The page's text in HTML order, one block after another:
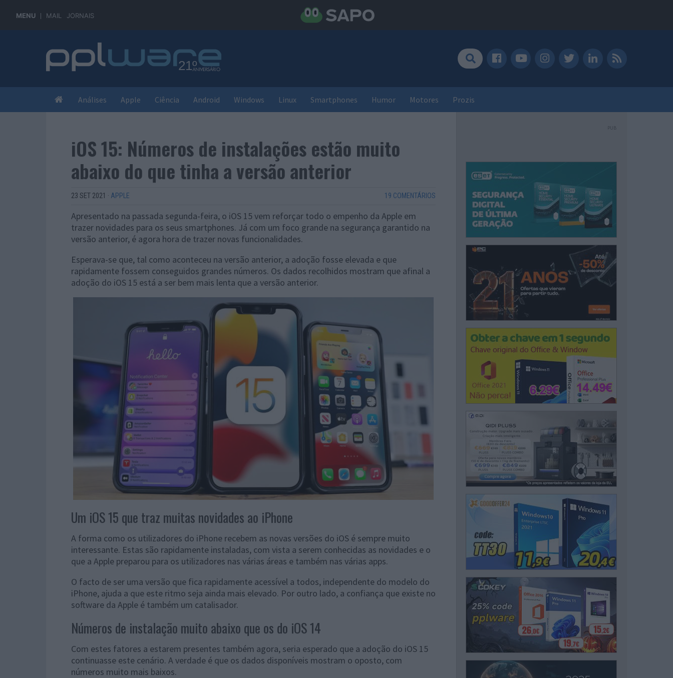
MENU MAIL JORNAIS
Análises Apple Ciência Android Windows Linux Smartphones Humor Motores Prozis
iOS 15: Números de instalações estão muito
abaixo do que tinha a versão anterior
23 SET 2021 · APPLE 19 COMENTÁRIOS
Apresentado na passada segunda-feira, o iOS 15 vem reforçar todo o empenho da Apple em
trazer novidades para os seus smartphones. Já com um foco grande na segurança garantido na
versão anterior, é agora hora de trazer novas funcionalidades.
Esperava-se que, tal como aconteceu na versão anterior, a adoção fosse elevada e que
rapidamente fossem conseguidos grandes números. Os dados recolhidos mostram que afinal a
adoção do iOS 15 está a ser bem mais lenta que a versão anterior.
Um iOS 15 que traz muitas novidades ao iPhone
A forma como os utilizadores do iPhone recebem as novas versões do iOS é sempre muito
interessante. Estas são rapidamente instaladas, com vista a serem conhecidas as novidades e o
que a Apple preparou para os utilizadores nas várias áreas e também nas várias apps.
O facto de ser uma versão que fica rapidamente acessível a todos, independente do modelo do
iPhone, ajuda a que este ritmo seja ainda mais elevado. Por outro lado, a confiança que existe no
software da Apple é também um catalisador.
Números de instalação muito abaixo que os do iOS 14
Com estes fatores a estarem presentes também agora, seria esperado que a adoção do iOS 15
continuasse este cenário. A verdade é que os dados disponíveis mostram o oposto, com
números muito mais baixos.
PUB